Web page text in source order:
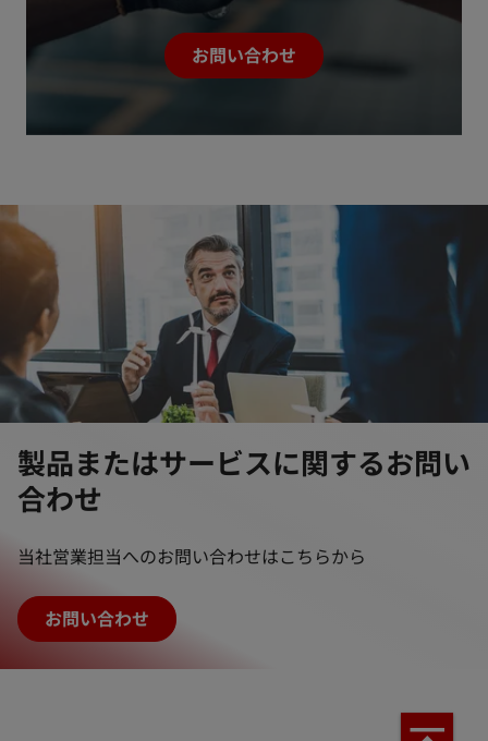
お問い合わせ
製品またはサービスに関するお問い
合わせ
当社営業担当へのお問い合わせはこちらから
お問い合わせ